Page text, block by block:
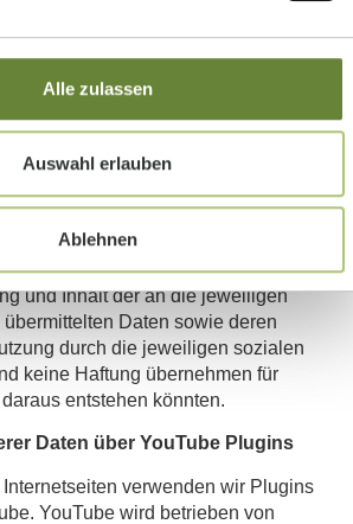
Alle zulassen
Auswahl erlauben
Ablehnen
dass Google, Facebook, Twitter
Profil in dem jeweiligen Dienst
sich vor Ihrem Besuch unserer
Plugins auch mit Add-Ons für Ihren
z. B. mit dem Skript-Blocker
darauf hin, dass wir keine
und Inhalt der an die jeweiligen
Daten sowie deren
durch die jeweiligen sozialen
keine Haftung übernehmen für
entstehen könnten.
Daten über YouTube Plugins
verwenden wir Plugins
YouTube wird betrieben von